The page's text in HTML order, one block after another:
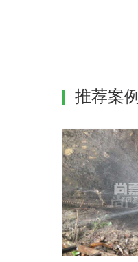
推荐案例